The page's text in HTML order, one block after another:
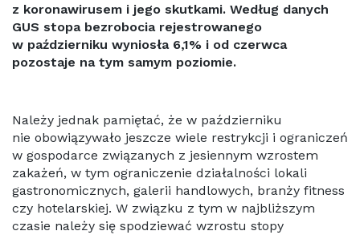
z koronawirusem i jego skutkami. Według danych
GUS stopa bezrobocia rejestrowanego
w październiku wyniosła 6,1% i od czerwca
pozostaje na tym samym poziomie.
Należy jednak pamiętać, że w październiku
nie obowiązywało jeszcze wiele restrykcji i ograniczeń
w gospodarce związanych z jesiennym wzrostem
zakażeń, w tym ograniczenie działalności lokali
gastronomicznych, galerii handlowych, branży fitness
czy hotelarskiej. W związku z tym w najbliższym
czasie należy się spodziewać wzrostu stopy